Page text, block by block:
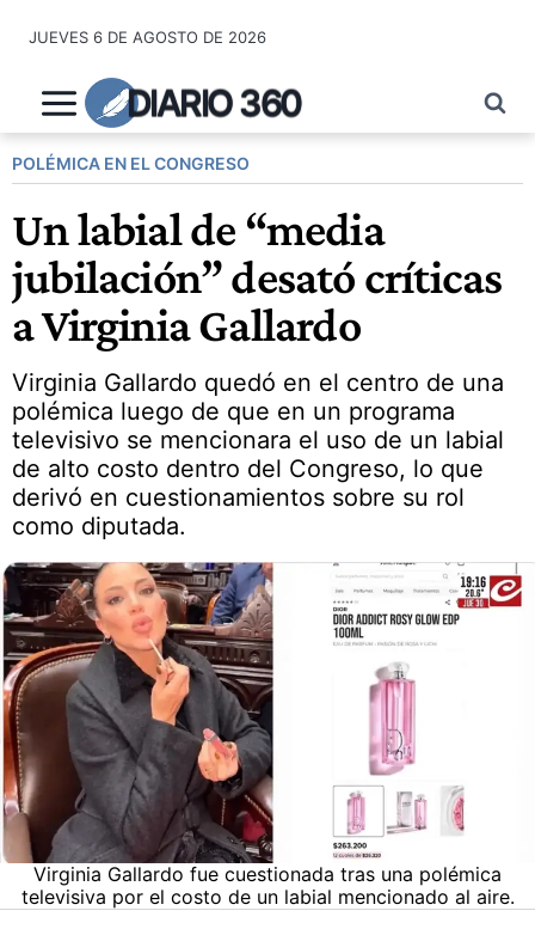
contenido
JUEVES 6 DE AGOSTO DE 2026
DIARIO 360
POLÉMICA EN EL CONGRESO
Un labial de “media
jubilación” desató críticas
a Virginia Gallardo
Virginia Gallardo quedó en el centro de una
polémica luego de que en un programa
televisivo se mencionara el uso de un labial
de alto costo dentro del Congreso, lo que
derivó en cuestionamientos sobre su rol
como diputada.
Virginia Gallardo fue cuestionada tras una polémica
televisiva por el costo de un labial mencionado al aire.